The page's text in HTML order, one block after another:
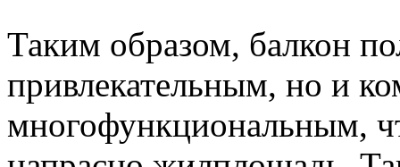
Таким образом, балкон
привлекательным, но и
многофункциональным,